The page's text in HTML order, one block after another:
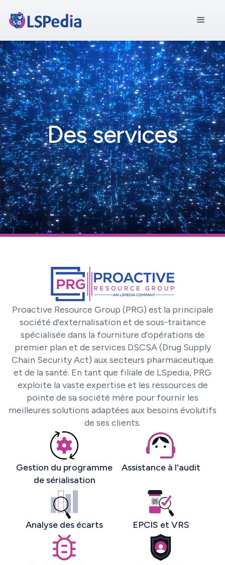
Des services
Proactive Resource Group (PRG) est la principale
société d'externalisation et de sous-traitance
spécialisée dans la fourniture d'opérations de
premier plan et de services DSCSA (Drug Supply
Chain Security Act) aux secteurs pharmaceutique
et de la santé. En tant que filiale de LSpedia, PRG
exploite la vaste expertise et les ressources de
pointe de sa société mère pour fournir les
meilleures solutions adaptées aux besoins évolutifs
de ses clients.
Gestion du programme
de sérialisation
Assistance à l'audit
Analyse des écarts EPCIS et VRS